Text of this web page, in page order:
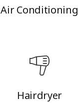
Air Conditioning
Hairdryer